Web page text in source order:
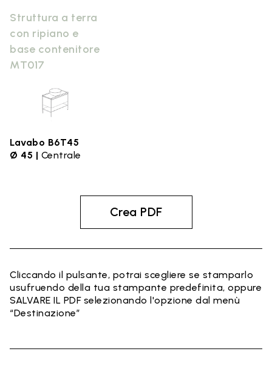
Struttura a terra
con ripiano e
base contenitore
MT017
Lavabo B6T45
Ø 45 | Centrale
Crea PDF
Cliccando il pulsante, potrai scegliere se stamparlo
usufruendo della tua stampante predefinita, oppure
SALVARE IL PDF selezionando l'opzione dal menù
“Destinazione”